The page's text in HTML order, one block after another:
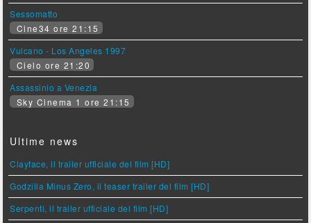
Sessomatto
Cine34 ore 21:15
Vulcano - Los Angeles 1997
Cielo ore 21:20
Assassinio a Venezia
Sky Cinema 1 ore 21:15
Ultime news
Clayface, il trailer ufficiale del film [HD]
Godzilla Minus Zero, il teaser trailer del film [HD]
Serpenti, il trailer ufficiale del film [HD]